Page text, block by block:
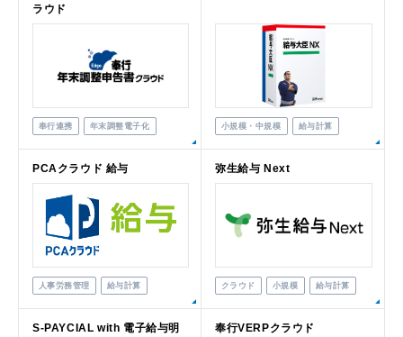
ラウド
奉行連携 年末調整電子化 小規模・中規模 給与計算
PCAクラウド 給与
人事労務管理 給与計算
弥生給与 Next
クラウド 小規模 給与計算
S-PAYCIAL with 電子給与明
奉行VERPクラウド